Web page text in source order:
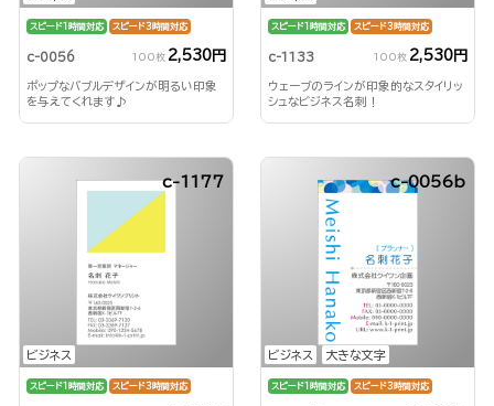
スピード1時間対応 スピード3時間対応
c-0056 100枚 2,530円
ポップなバブルデザインが明るい印象
を与えてくれます♪
スピード1時間対応 スピード3時間対応
c-1133 100枚 2,530円
ウェーブのラインが印象的なスタイリッ
シュなビジネス名刺！
ビジネス
c-1177
スピード1時間対応 スピード3時間対応
ビジネス 大きな文字
c-0056b
スピード1時間対応 スピード3時間対応